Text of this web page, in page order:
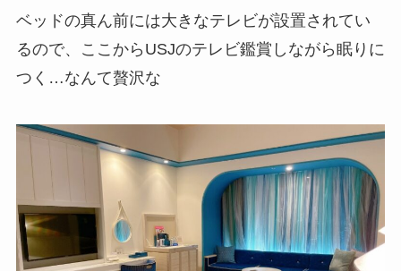
ベッドの真ん前には大きなテレビが設置されてい
るので、ここからUSJのテレビ鑑賞しながら眠りに
つく…なんて贅沢な